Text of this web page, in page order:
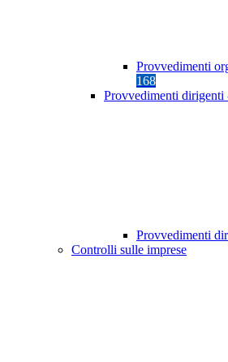
Provvedimenti
168
Provvedimenti dirigenti
Provvedimenti
Controlli sulle imprese